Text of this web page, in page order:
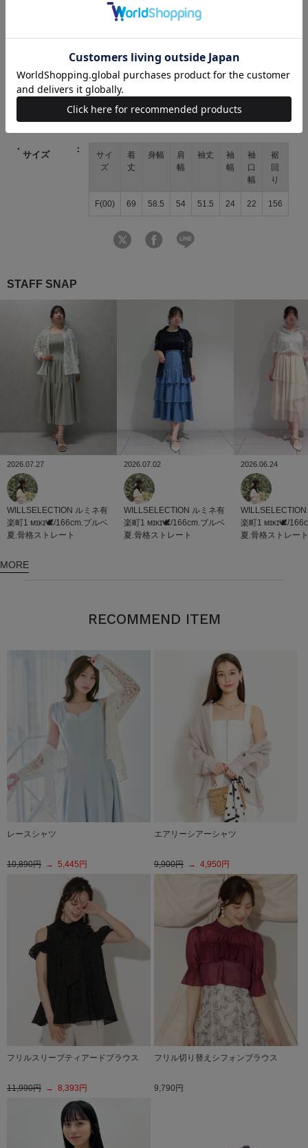
商品コード 20082611400156 90 00
WILLSELECTION（ウィルセレクション）
素材
本体：綿55% ナイロン45% 別布部分：ポリエス
原産国 中国
サイズ
サイ
ズ
着
丈
身幅
肩
幅
袖丈
袖
幅
袖
口
幅
裾
回
り
F(00) 69 58.5 54 51.5 24 22 156
STAFF SNAP
2026.07.27
WILLSELECTION ルミネ有
楽町1 ᴍɪᴋɪ🕊/166cm.ブルベ
夏.骨格ストレート
2026.07.02
WILLSELECTION ルミネ有
楽町1 ᴍɪᴋɪ🕊/166cm.ブルベ
夏.骨格ストレート
2026.06.24
WILLSELECTION
楽町1 ᴍɪᴋɪ🕊/
夏.骨格ストレート
MORE
RECOMMEND ITEM
レースシャツ
10,890円 → 5,445円
エアリーシアーシャツ
9,900円 → 4,950円
フリルスリーブティアードブラウス
11,990円 → 8,393円
フリル切り替えシフォンブラウス
9,790円